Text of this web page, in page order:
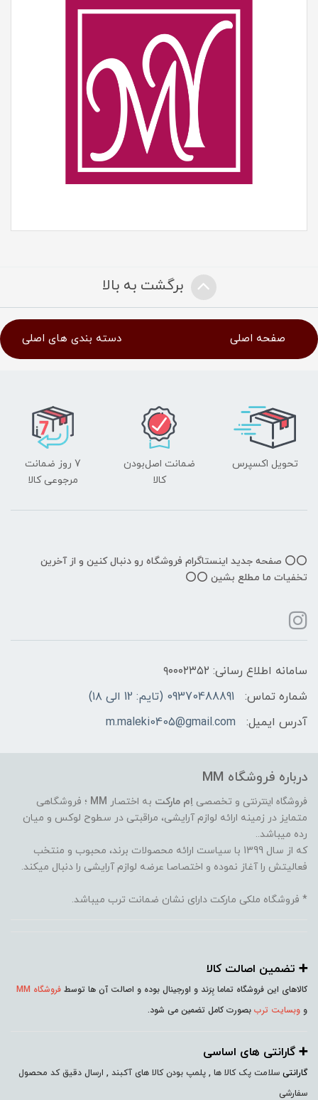
برگشت به بالا
صفحه اصلی دسته بندی های اصلی
تحویل اکسپرس
ضمانت اصل‌بودن
کالا
7 روز ضمانت
مرجوعی کالا
⭕️⭕️ صفحه جدید اینستاگرام فروشگاه رو دنبال کنین و از آخرین
تخفیات ما مطلع بشین ⭕️⭕️
سامانه اطلاع رسانی: ۹۰۰۰۲۳۵۲
شماره تماس:
09370488891 (تایم: 12 الی ۱۸)
آدرس ایمیل:
m.maleki0405@gmail.com
درباره فروشگاه MM
فروشگاه اینترنتی و تخصصی اِم مارکت به اختصار MM ؛ فروشگاهی
متمایز در زمینه ارائه لوازم آرایشی، مراقبتی در سطوح لوکس و میان
رده میباشد..
که از سال 1399 با سیاست ارائه محصولات برند، محبوب و منتخب
فعالیتش را آغاز نموده و اختصاصا عرضه لوازم آرایشی را دنبال میکند.
* فروشگاه ملکی مارکت دارای نشان ضمانت ترب میباشد.
➕️ تضمین اصالت کالا
کالاهای این فروشگاه تماما بِرَند و اورجینال بوده و اصالت آن ها توسط فروشگاه MM
و وبسایت ترب بصورت کامل تضمین می شود.
➕️ گارانتی های اساسی
گارانتی سلامت پک کالا ها , پلمپ بودن کالا های آکبند , ارسال دقیق کد محصول
سفارشی